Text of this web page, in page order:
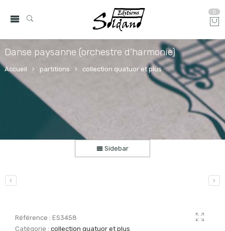
0
Danse paysanne (orchestre d’harmonie)
Accueil partitions collection quatuor et plus
Sidebar
Référence :ES3458
Catégorie :collection quatuor et plus